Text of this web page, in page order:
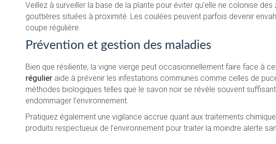
Veillez à surveiller la base de la plante pour éviter qu’elle ne colonise
gouttières situées à proximité. Les coulées peuvent parfois devenir
coupe régulière.
Prévention et gestion des maladies
Bien que résiliente, la vigne vierge peut occasionnellement faire face à
régulier aide à prévenir les infestations communes comme celles de
méthodes biologiques telles que le savon noir se révèle souvent
endommager l’environnement.
Pratiquez également une vigilance accrue quant aux traitements
produits respectueux de l’environnement pour traiter la moindre alerte